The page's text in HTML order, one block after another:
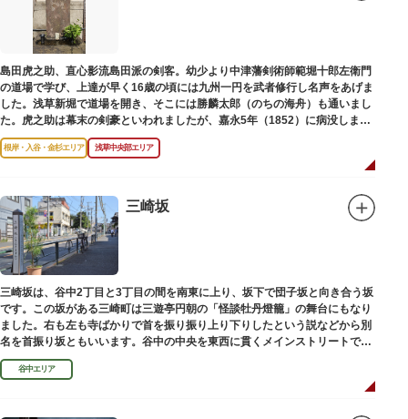
後は、オープンカフェでほっと一息つくのもおすすめです。
隅田川にかかる橋々も、それぞれ特徴的な形をしていて見応えは抜群。せっ
かくなら水上バスに乗船して、優雅に観察してみてはいかがでしょうか。
島田虎之助、直心影流島田派の剣客。幼少より中津藩剣術師範堀十郎左衛門
の道場で学び、上達が早く16歳の頃には九州一円を武者修行し名声をあげま
した。浅草新堀で道場を開き、そこには勝麟太郎（のちの海舟）も通いまし
た。虎之助は幕末の剣豪といわれましたが、嘉永5年（1852）に病没しまし
た。お墓は正定寺（しょうじょうじ）にあります。
根岸・入谷・金杉エリア 浅草中央部エリア
三崎坂
三崎坂は、谷中2丁目と3丁目の間を南東に上り、坂下で団子坂と向き合う坂
です。この坂がある三崎町は三遊亭円朝の「怪談牡丹燈籠」の舞台にもなり
ました。右も左も寺ばかりで首を振り振り上り下りしたという説などから別
名を首振り坂ともいいます。谷中の中央を東西に貫くメインストリートで
す。
谷中エリア